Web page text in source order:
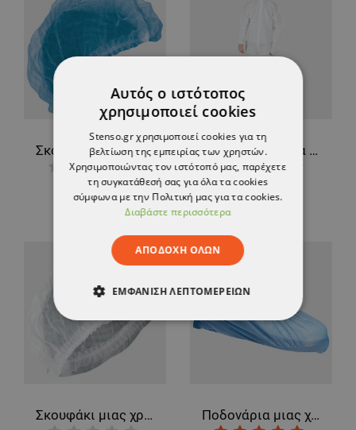
Σκουφάκι μιας χρήσης BONE CLIP BLUE
3,10 €
Ολόσωμη φόρμα μίας χρήσης BRILL
3,60 €
Σκουφάκι μιας χρήσης BONE CLIP WHITE Ποδονάρια μιας χρήσης - 100 τεμ. TERI
Αυτός ο ιστότοπος
χρησιμοποιεί cookies
Stenso.gr χρησιμοποιεί cookies για τη
βελτίωση της εμπειρίας των χρηστών.
Χρησιμοποιώντας τον ιστότοπό μας, παρέχετε
τη συγκατάθεσή σας για όλα τα cookies
σύμφωνα με την Πολιτική μας για τα cookies.
Διαβάστε περισσότερα
ΑΠΟΔΟΧΉ ΌΛΩΝ
ΕΜΦΆΝΙΣΗ ΛΕΠΤΟΜΕΡΕΙΏΝ
ΑΠΟΛΎΤΩΣ ΑΠΑΡΑΊΤΗΤΑ
ΑΠΌΔΟΣΗΣ